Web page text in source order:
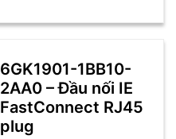
6GK1901-1BB10-
2AA0 – Đầu nối IE
FastConnect RJ45
plug